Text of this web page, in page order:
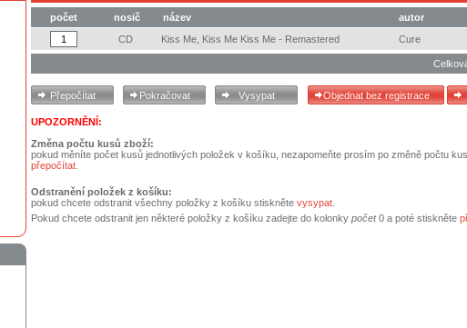
počet nosič název autor
CD
Kiss Me, Kiss Me Kiss Me - Remastered Cure
UPOZORNĚNÍ:
Změna počtu kusů zboží:
pokud měníte počet kusů jednotlivých položek v košíku, nezapomeňte prosím po změně počtu
přepočítat
Odstranění položek z košíku:
pokud chcete odstranit všechny položky z košíku stiskněte vysypat
Pokud chcete odstranit jen některé položky z košíku zadejte do kolonky počet0 a poté stiskněte